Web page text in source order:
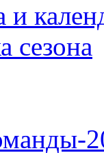
и
сезона